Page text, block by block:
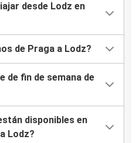
desde Lodz en
de Praga a Lodz?
de fin de semana de
disponibles en
Lodz?